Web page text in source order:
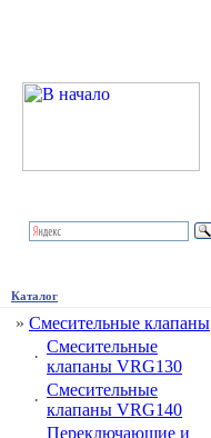
Каталог
» Смесительные клапаны
·
Смесительные
клапаны VRG130
·
Смесительные
клапаны VRG140
Переключающие и